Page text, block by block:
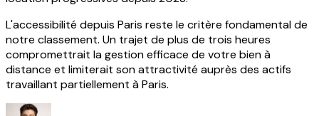
L'accessibilité depuis Paris reste le critère fondamental de
notre classement. Un trajet de plus de trois heures
compromettrait la gestion efficace de votre bien à
distance et limiterait son attractivité auprès des actifs
travaillant partiellement à Paris.